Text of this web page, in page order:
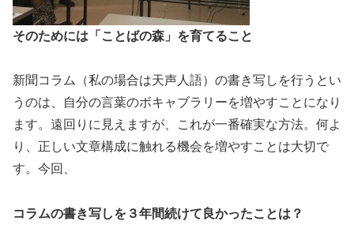
そのためには「ことばの森」を育てること
新聞コラム（私の場合は天声人語）の書き写しを行うとい
うのは、自分の言葉のボキャブラリーを増やすことになり
ます。遠回りに見えますが、これが一番確実な方法。何よ
り、正しい文章構成に触れる機会を増やすことは大切で
す。今回、
コラムの書き写しを３年間続けて良かったことは？